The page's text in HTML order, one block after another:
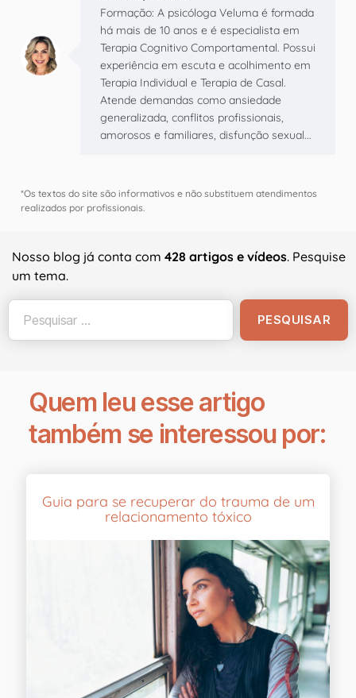
Formação: A psicóloga Veluma é formada
há mais de 10 anos e é especialista em
Terapia Cognitivo Comportamental. Possui
experiência em escuta e acolhimento em
Terapia Individual e Terapia de Casal.
Atende demandas como ansiedade
generalizada, conflitos profissionais,
amorosos e familiares, disfunção sexual...
*Os textos do site são informativos e não substituem atendimentos
realizados por profissionais.
Nosso blog já conta com 428 artigos e vídeos. Pesquise
um tema.
Quem leu esse artigo
também se interessou por:
Guia para se recuperar do trauma de um
relacionamento tóxico